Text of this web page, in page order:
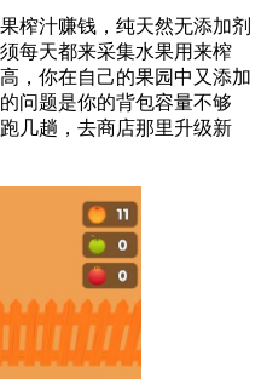
榨汁赚钱，纯天然无添加剂
每天都来采集水果用来榨
，你在自己的果园中又添加
问题是你的背包容量不够
几趟，去商店那里升级新